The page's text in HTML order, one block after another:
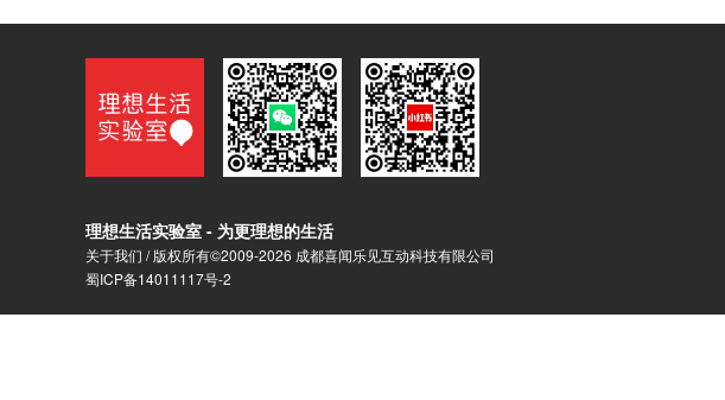
理想生活实验室 - 为更理想的生活
关于我们 / 版权所有©2009-2026 成都喜闻乐见互动科技有限公司
蜀ICP备14011117号-2